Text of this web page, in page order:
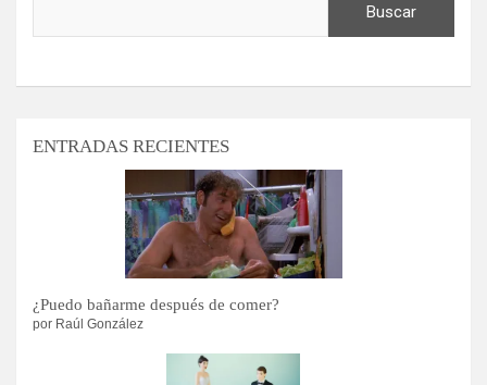
Buscar
ENTRADAS RECIENTES
¿Puedo bañarme después de comer?
por Raúl González